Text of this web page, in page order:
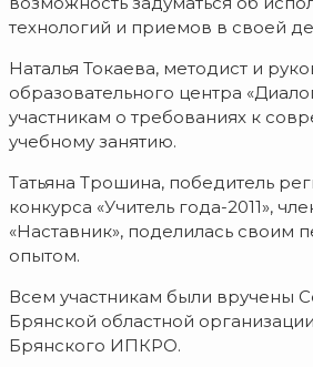
технологий и приемов в своей
Наталья Токаева, методист и
образовательного центра
участникам о требованиях к
учебному занятию.
Татьяна Трошина, победитель
конкурса «Учитель года-2011»,
«Наставник», поделилась своим
опытом.
Всем участникам были вручены
Брянской областной
Брянского ИПКРО.